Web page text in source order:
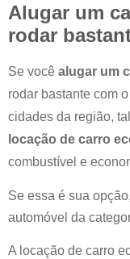
Alugar um
rodar
Se você alugar um
rodar bastante com
cidades da região,
locação de carro
combustível e
Se essa é sua
automóvel da
A locação de carro